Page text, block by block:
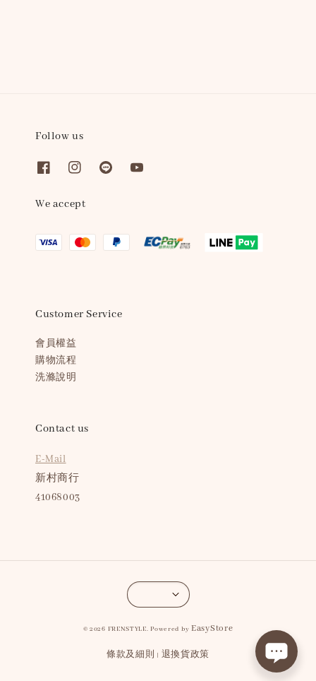
Follow us
We accept
Customer Service
會員權益
購物流程
洗滌說明
Contact us
E-Mail
新村商行
41068003
© 2026 FRENSTYLE. Powered by EasyStore
條款及細則 | 退換貨政策